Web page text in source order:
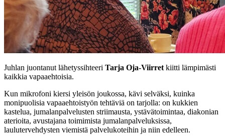
Juhlan juontanut lähetyssihteeri Tarja Oja-Viirretkiitti lämpimästi
kaikkia vapaaehtoisia.
Kun mikrofoni kiersi yleisön joukossa, kävi selväksi, kuinka
monipuolisia vapaaehtoistyön tehtäviä on tarjolla: on kukkien
kastelua, jumalanpalvelusten striimausta, ystävätoimintaa, diakonian
aterioita, avustajana toimimista jumalanpalveluksissa,
laulutervehdysten viemistä palvelukoteihin ja niin edelleen.